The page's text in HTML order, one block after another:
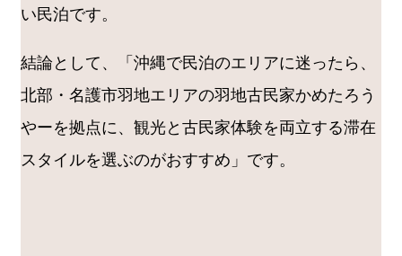
い民泊です。
結論として、「沖縄で民泊のエリアに迷ったら、
北部・名護市羽地エリアの羽地古民家かめたろう
やーを拠点に、観光と古民家体験を両立する滞在
スタイルを選ぶのがおすすめ」です。